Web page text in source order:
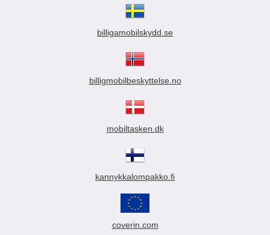
billigamobilskydd.se
billigmobilbeskyttelse.no
mobiltasken.dk
kannykkalompakko.fi
coverin.com